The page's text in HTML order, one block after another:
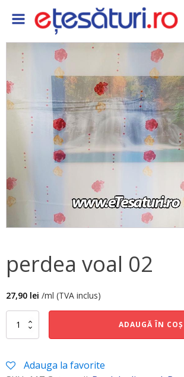
perdea voal 02
27,90 lei /ml (TVA inclus)
Cantitate
perdea
ADAUGĂ ÎN COȘ
Adauga la favorite